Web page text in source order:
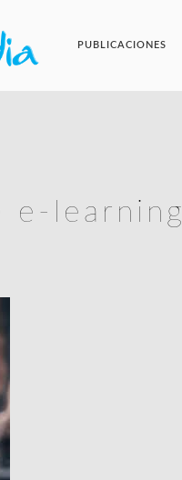
PUBLICACIONES
e-learning